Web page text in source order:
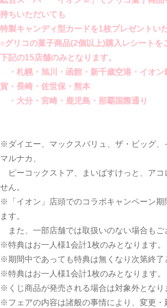
持ちいただいても
特製キャンディ型カードを1枚プレゼントい
○グリコの菓子商品(2個以上)購入レシート
下記の15店舗のみとなります。
・札幌・旭川・函館・新千歳空港・イオ
賀・長崎・佐世保・熊本
・大分・宮崎・鹿児島・那覇国際通り
※ダイエー、マックスバリュ、ザ・ビッグ、
マルナカ、
ピーコックストア、まいばすけっと、アコ
せん。
※「イオン」店頭でのコラボキャンペーン期
ます。
また、一部店舗では取扱いのない場合もご
※特典はお一人様1会計1枚のみとなります。
※期間中であっても特典は無くなり次第終了
※特典はお一人様1会計1枚のみとなります。
※くじ商品が発売される場合は対象外となり
※フェアの内容は諸般の事情により、変更・